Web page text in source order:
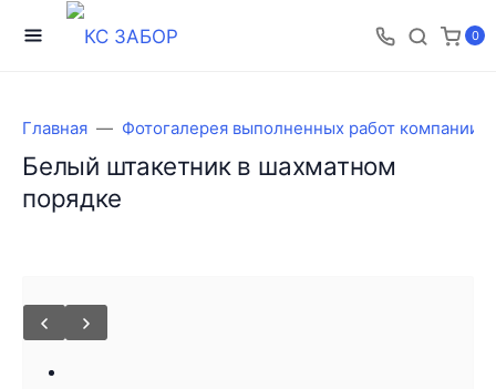
0
Главная Фотогалерея выполненных работ компании
Белый штакетник в шахматном
порядке